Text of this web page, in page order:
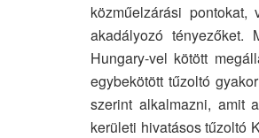
közműelzárási
akadályozó
Hungary-vel kötött
egybekötött tűzoltó
szerint alkalmazni, amit
kerületi hivatásos tűzoltó